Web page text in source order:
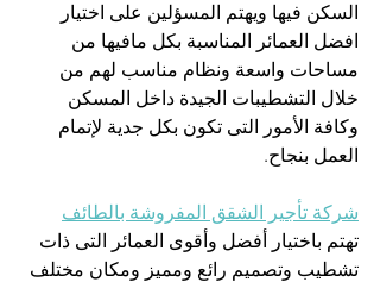
السكن فيها ويهتم المسؤلين على اختيار
افضل العمائر المناسبة بكل مافيها من
مساحات واسعة ونظام مناسب لهم من
خلال التشطيبات الجيدة داخل المسكن
وكافة الأمور التى تكون بكل جدية لإتمام
العمل بنجاح.
شركة تأجير الشقق المفروشة بالطائف
تهتم باختيار أفضل وأقوى العمائر التى ذات
تشطيب وتصميم رائع ومميز ومكان مختلف